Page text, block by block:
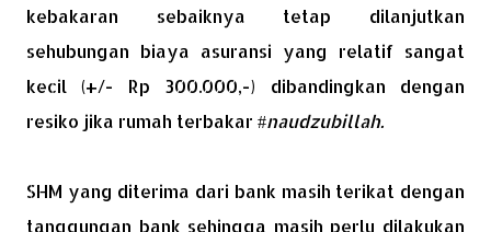
kebakaran sebaiknya tetap dilanjutkan
sehubungan biaya asuransi yang relatif sangat
kecil (+/- Rp 300.000,-) dibandingkan dengan
resiko jika rumah terbakar #naudzubillah.
SHM yang diterima dari bank masih terikat dengan
tanggungan bank sehingga masih perlu dilakukan